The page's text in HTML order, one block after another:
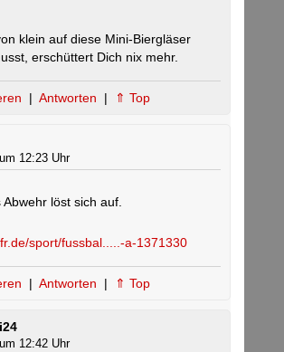
klein auf diese Mini-Biergläser
erschüttert Dich nix mehr.
| Antworten | ⇑ Top
12:23 Uhr
löst sich auf.
sport/fussbal.....-a-1371330
| Antworten | ⇑ Top
12:42 Uhr